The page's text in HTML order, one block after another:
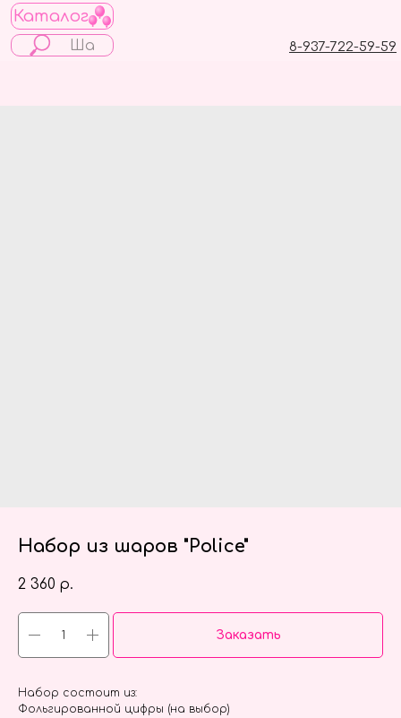
Каталог
8-937-722-59-59
Набор из шаров "Police"
2 360 р.
Заказать
Набор состоит из:
Фольгированной цифры (на выбор)